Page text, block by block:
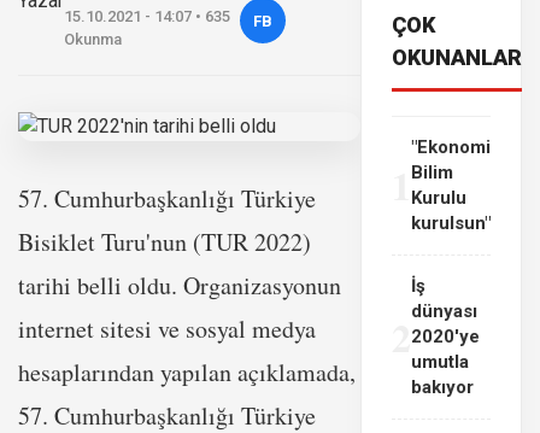
15.10.2021 - 14:07 • 635
Okunma
FB
57. Cumhurbaşkanlığı Türkiye
Bisiklet Turu'nun (TUR 2022)
tarihi belli oldu. Organizasyonun
internet sitesi ve sosyal medya
hesaplarından yapılan açıklamada,
57. Cumhurbaşkanlığı Türkiye
ÇOK
OKUNANLAR
"Ekonomi
Bilim
Kurulu
kurulsun"
İş
dünyası
2020'ye
umutla
bakıyor